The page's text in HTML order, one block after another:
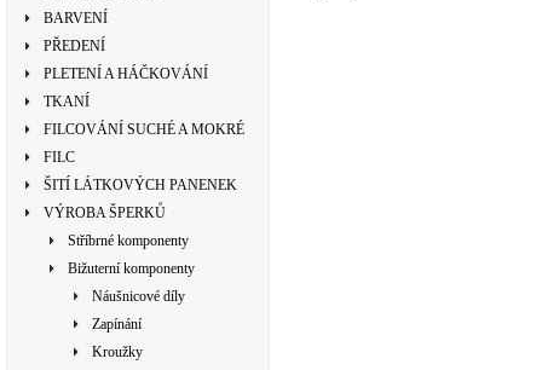
BARVENÍ
PŘEDENÍ
PLETENÍ A HÁČKOVÁNÍ
TKANÍ
FILCOVÁNÍ SUCHÉ A MOKRÉ
FILC
ŠITÍ LÁTKOVÝCH PANENEK
VÝROBA ŠPERKŮ
Stříbrné komponenty
Bižuterní komponenty
Náušnicové díly
Zapínání
Kroužky